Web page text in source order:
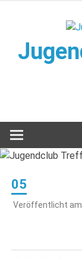
05
Veröffentlicht am